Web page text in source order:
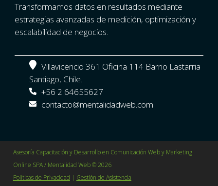
Transformamos datos en resultados mediante
estrategias avanzadas de medición, optimización y
escalabilidad de negocios.
Villavicencio 361 Oficina 114 Barrio Lastarria
Santiago, Chile.
+56 2 64655627
contacto@mentalidadweb.com
Asesoría Capacitación y Desarrollo en Comunicación Web y Marketing
Online SPA / Mentalidad Web © 2026
Políticas de Privacidad | Gestión de Asistencia